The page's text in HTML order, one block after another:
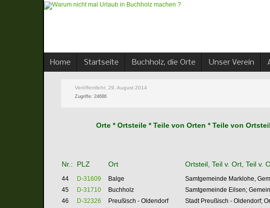
Home Startseite Buchholz, die Orte Unser Verein
Veröffentlicht: 29. August 2014
Zugriffe: 24686
Orte * Ortsteile * Teile von Orten * Teile von
Nr.: PLZ Ort Ortsteil, Teil v. Ort, Teil v.
44 D-31609 Balge Samtgemeinde Marklohe,
45
D-31710 Buchholz Samtgemeinde Eilsen;
46
D-32326 Preußisch - Oldendorf Stadt Preußisch - Oldendorf;